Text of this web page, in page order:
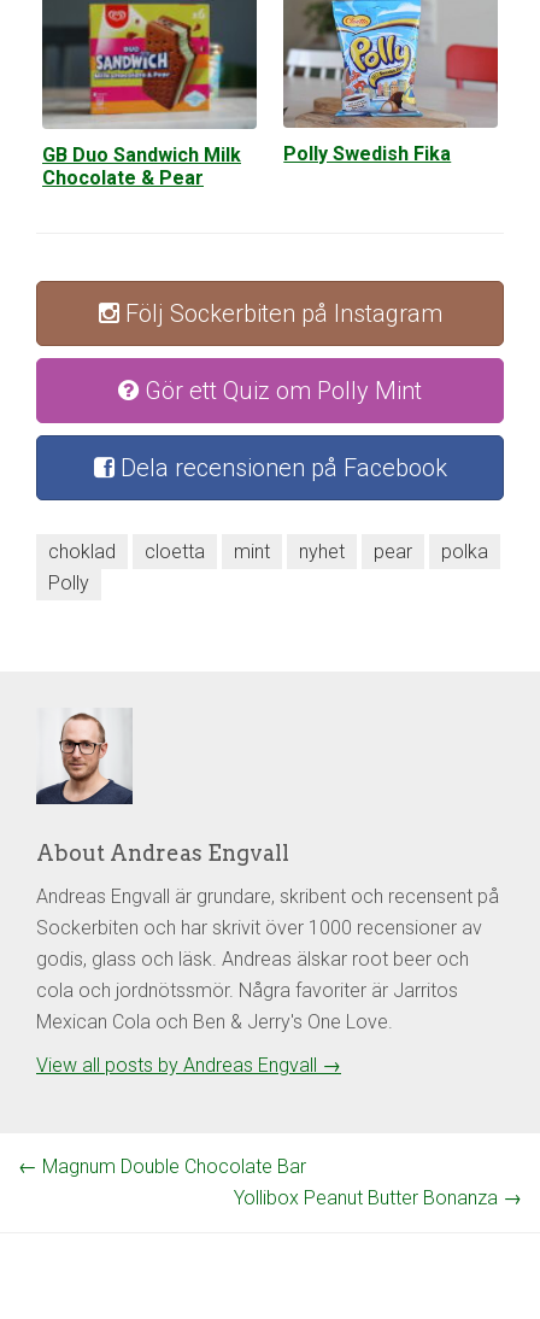
GB Duo Sandwich Milk
Chocolate & Pear
Polly Swedish Fika
Följ Sockerbiten på Instagram
Gör ett Quiz om Polly Mint
Dela recensionen på Facebook
choklad cloetta mint nyhet pear
polka
Polly
About Andreas Engvall
Andreas Engvall är grundare, skribent och recensent på
Sockerbiten och har skrivit över 1000 recensioner av
godis, glass och läsk. Andreas älskar root beer och
cola och jordnötssmör. Några favoriter är Jarritos
Mexican Cola och Ben & Jerry's One Love.
View all posts by Andreas Engvall →
← Magnum Double Chocolate Bar
Yollibox Peanut Butter Bonanza →